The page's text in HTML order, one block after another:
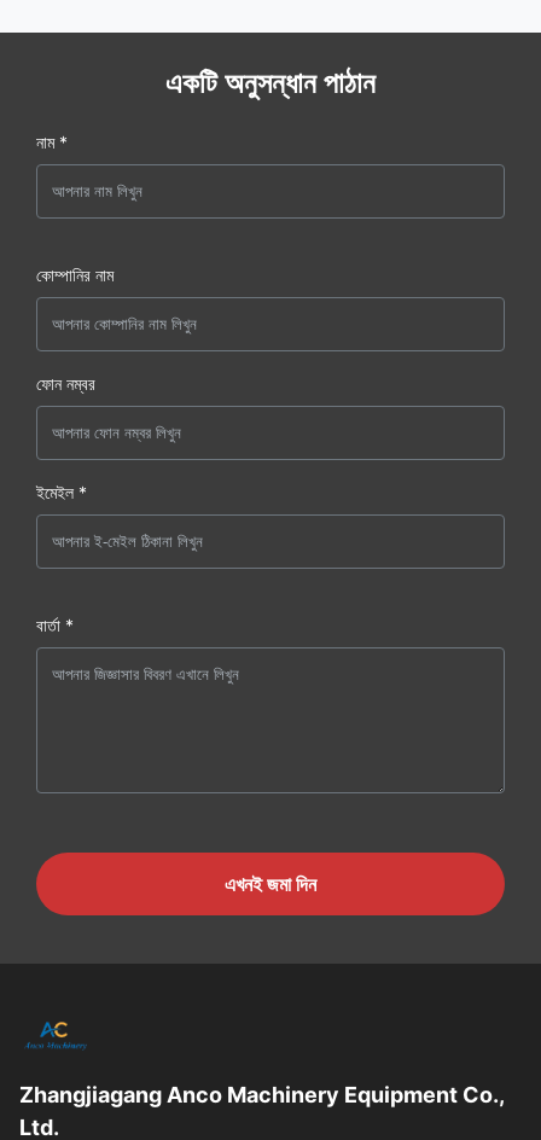
একটি অনুসন্ধান পাঠান
নাম *
কোম্পানির নাম
ফোন নম্বর
ইমেইল *
বার্তা *
এখনই জমা দিন
Zhangjiagang Anco Machinery Equipment Co.,
Ltd.